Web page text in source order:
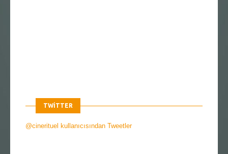
TWITTER
@cinerituel kullanıcısından Tweetler